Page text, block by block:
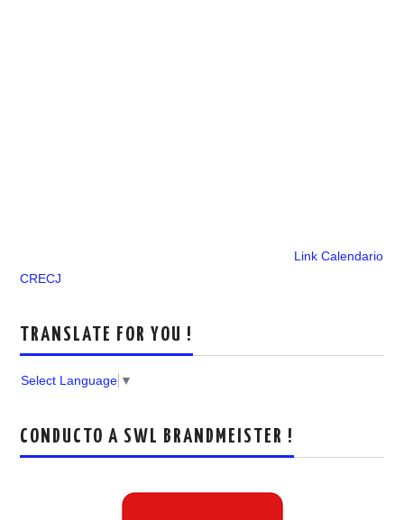
Link Calendario
CRECJ
TRANSLATE FOR YOU !
Select Language ▼
CONDUCTO A SWL BRANDMEISTER !